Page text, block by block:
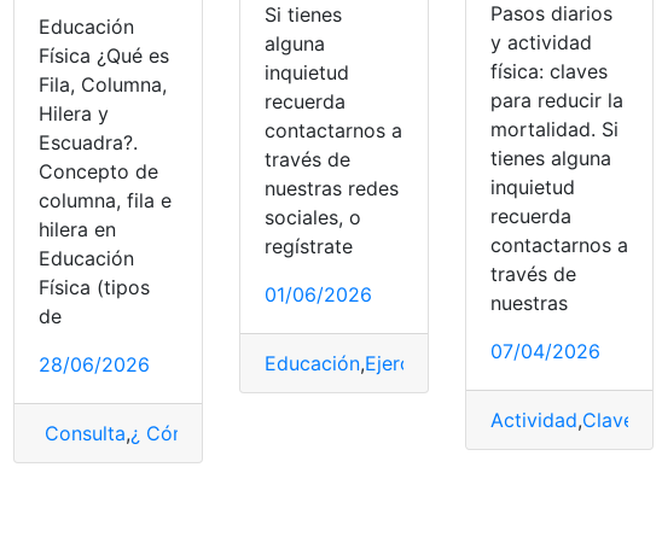
Ejemplos ,Ejercicios
Educación
Física ¿Qué es
Fila, Columna,
Hilera y
Escuadra?.
Concepto de
columna, fila e
hilera en
Educación
Física (tipos
de
28/06/2026
Consulta,¿ Cómo saber? Educación Física,Física
Si tienes
alguna
inquietud
recuerda
contactarnos a
través de
nuestras redes
sociales, o
regístrate
01/06/2026
Educación,Ejercito Ecuatoriano ,Física
Pasos diarios
y actividad
física: claves
para reducir la
mortalidad. Si
tienes alguna
inquietud
recuerda
contactarnos a
través de
nuestras
07/04/2026
Actividad,Claves